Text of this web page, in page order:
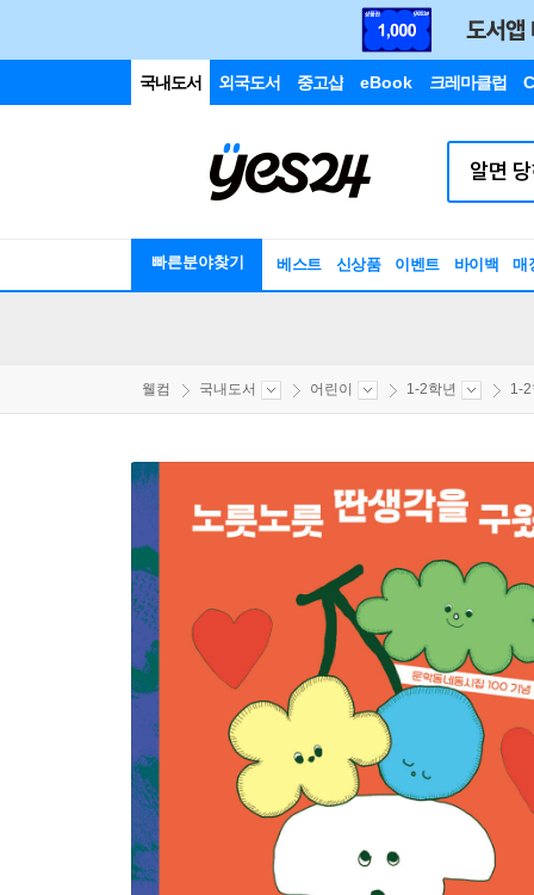
국내도서 외국도서 중고샵 eBook 크레마클럽
빠른분야찾기 베스트 신상품 이벤트 바이백 매
웰컴 국내도서 어린이 1-2학년 1-